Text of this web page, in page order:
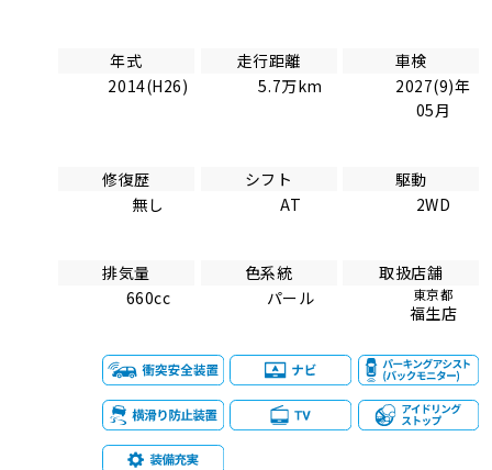
年式
2014(H26)
走行距離
5.7万km
車検
2027(9)年
05月
修復歴
無し
シフト
AT
駆動
2WD
排気量
660cc
色系統
パール
取扱店舗
東京都
福生店